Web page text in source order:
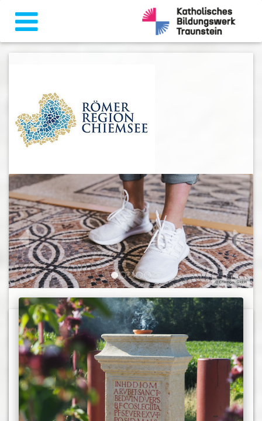
zurück weiter